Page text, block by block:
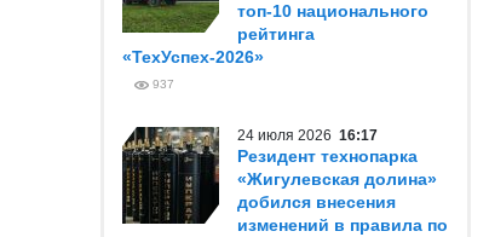
топ-10 национального
рейтинга
«ТехУспех-2026»
937
24 июля 2026 16:17
Резидент технопарка
«Жигулевская долина»
добился внесения
изменений в правила по